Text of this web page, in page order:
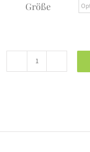
Größe
PENN
white